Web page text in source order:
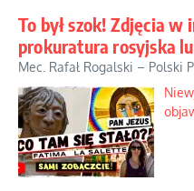
To był szok! Zdjęcia w
prokuratura rosyjska
Mec. Rafał Rogalski – Polski